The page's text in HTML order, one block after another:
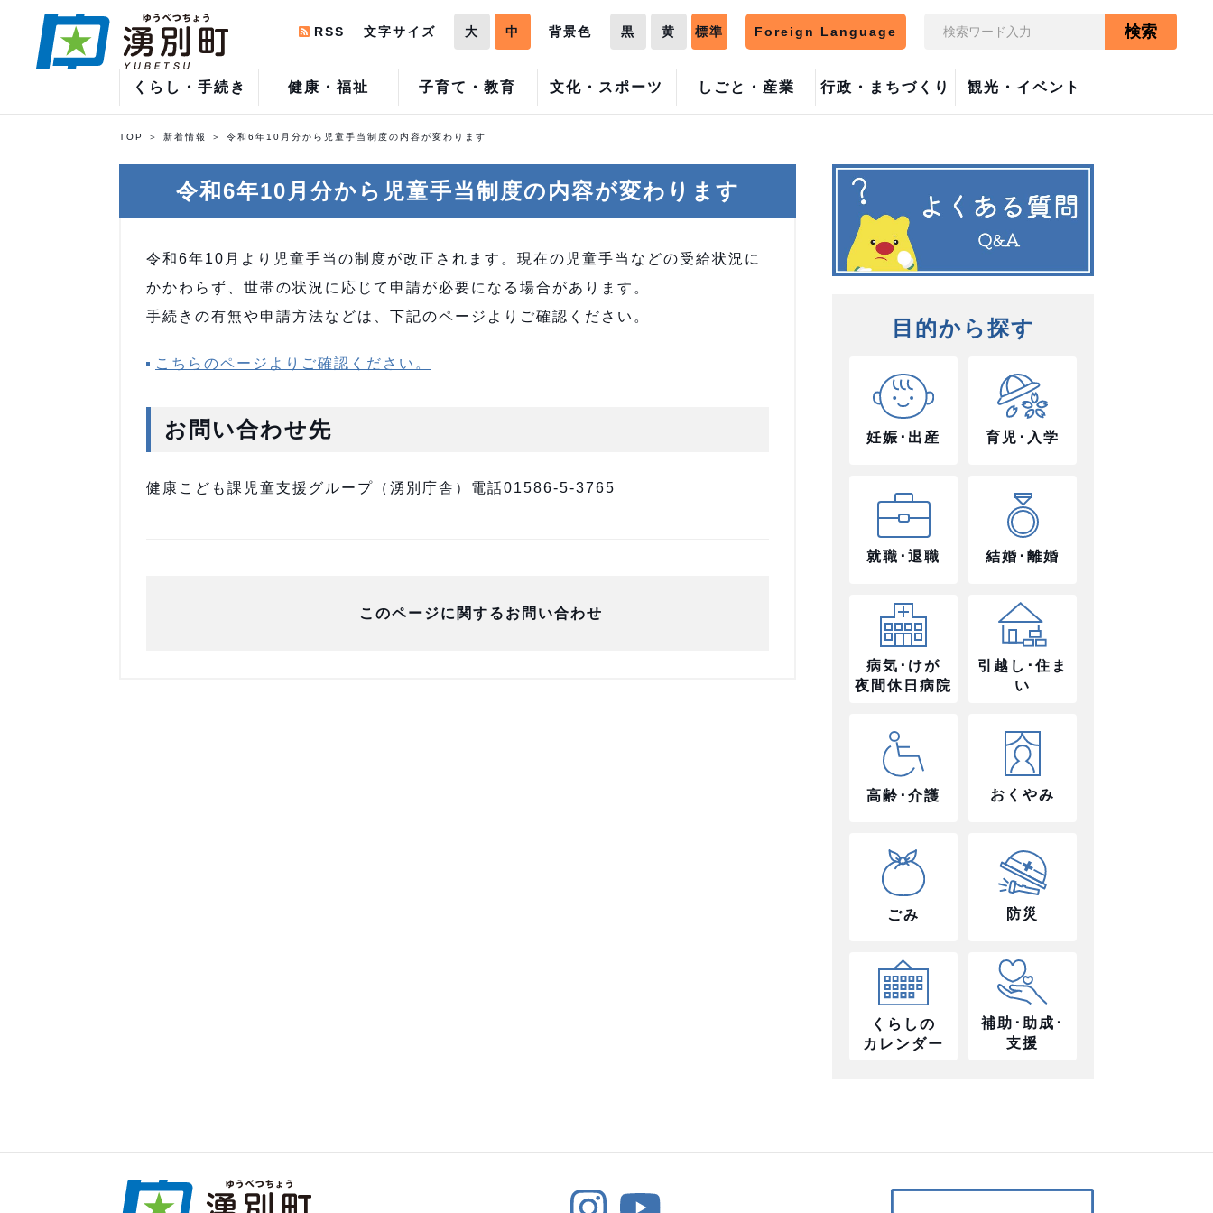
くらし・手続き 健康・福祉 子育て・教育 文化・スポーツ しごと・産業 行政・まちづくり 観光・イベント
RSS 文字サイズ 大 中 背景色 黒 黄 標準 Foreign Language 検索
TOP 新着情報 令和6年10月分から児童手当制度の内容が変わります
令和6年10月分から児童手当制度の内容が変わります
令和6年10月より児童手当の制度が改正されます。現在の児童手当などの受給状況に
かかわらず、世帯の状況に応じて申請が必要になる場合があります。
手続きの有無や申請方法などは、下記のページよりご確認ください。
こちらのページよりご確認ください。
お問い合わせ先
健康こども課児童支援グループ（湧別庁舎）電話01586-5-3765
このページに関するお問い合わせ
目的から探す
妊娠･出産 育児･入学
就職･退職 結婚･離婚
病気･けが
夜間休日病院
引越し･住ま
い
高齢･介護 おくやみ
ごみ 防災
くらしの
カレンダー
補助･助成･
支援